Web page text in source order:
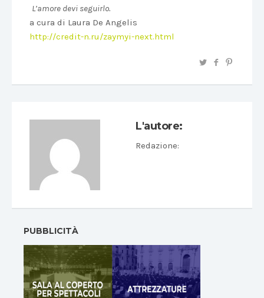
L’amore devi seguirlo.
a cura di Laura De Angelis
http://credit-n.ru/zaymyi-next.html
L'autore:
Redazione:
PUBBLICITÀ